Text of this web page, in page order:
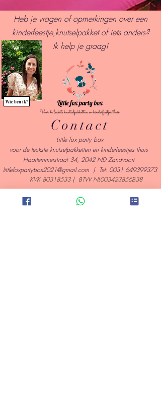
Heb je vragen of opmerkingen over een
kinderfeestje,knutselpakket of iets anders?
Ik help je graag!
Wie ben ik?
Contact
Little fox party box
voor de leukste knutselpakketten en kinderfeestjes thuis
Haarlemmerstraat 34, 2042 ND Zandvoort
littlefoxpartybox2021@gmail.com| Tel: 0031 649399373
KVK80318533 | BTW NL003423856B38